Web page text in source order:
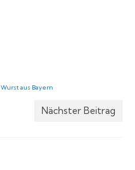
Wurst aus Bayern
Nächster Beitrag